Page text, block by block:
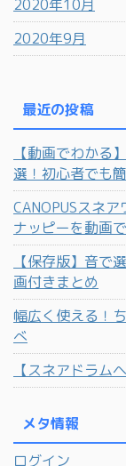
2020年10月
2020年9月
最近の投稿
【動画でわかる
選！初心者でも
CANOPUSスネ
ナッピーを動画
【保存版】音で
画付きまとめ
幅広く使える！
べ
【スネアドラム
メタ情報
ログイン